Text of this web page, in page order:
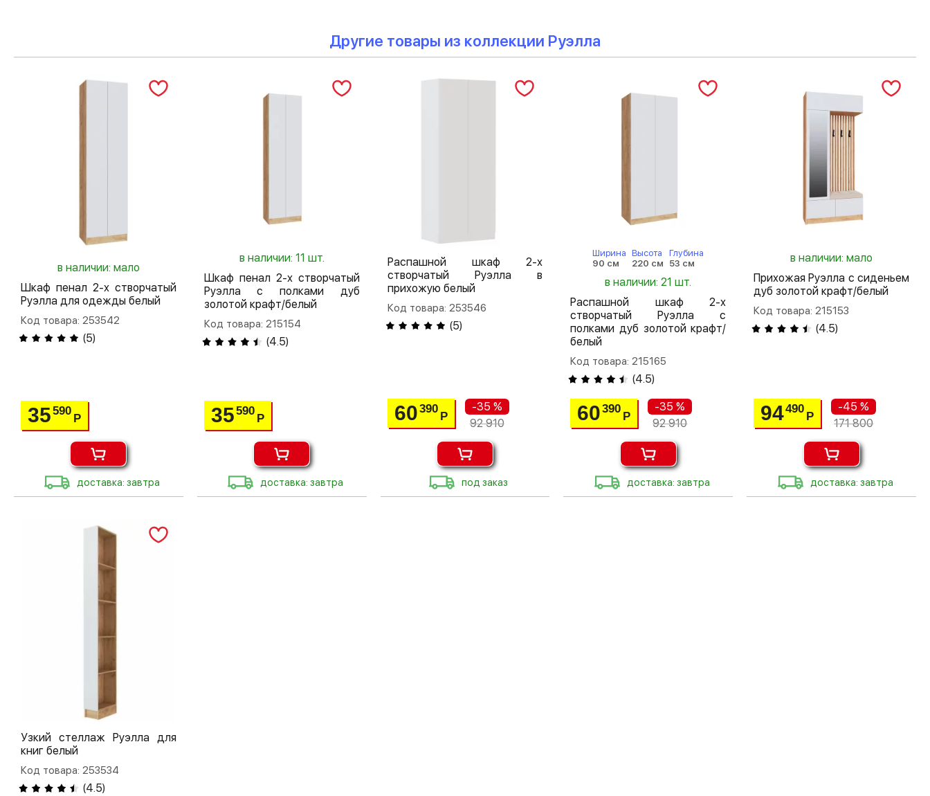
Другие товары из коллекции Руэлла
в наличии: мало
Шкаф пенал 2-х створчатый
Руэлла для одежды белый
Код товара: 253542
(5)
35590
Р
доставка: завтра
в наличии: 11 шт.
Шкаф пенал 2-х створчатый
Руэлла с полками дуб
золотой крафт/белый
Код товара: 215154
(4.5)
35590
Р
доставка: завтра
Распашной шкаф 2-х
створчатый Руэлла в
прихожую белый
Код товара: 253546
(5)
60390
Р
-35 %
92 910
под заказ
Ширина
90 см
Высота
220 см
Глубина
53 см
в наличии: 21 шт.
Распашной шкаф 2-х
створчатый Руэлла с
полками дуб золотой крафт/
белый
Код товара: 215165
(4.5)
60390
Р
-35 %
92 910
доставка: завтра
в наличии: мало
Прихожая Руэлла с сиденьем
дуб золотой крафт/белый
Код товара: 215153
(4.5)
94490
Р
-45 %
171 800
доставка: завтра
Узкий стеллаж Руэлла для
книг белый
Код товара: 253534
(4.5)